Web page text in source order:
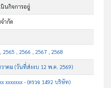
นินกิจการอยู่
ำกัด
2565 , 2566 , 2567 , 2568
าคม (วันที่ส่งงบ 12 พ.ค. 2569)
xxxxxxx - (ตรวจ 1492 บริษัท)